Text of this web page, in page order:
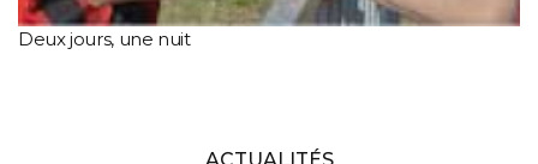
Deux jours, une nuit